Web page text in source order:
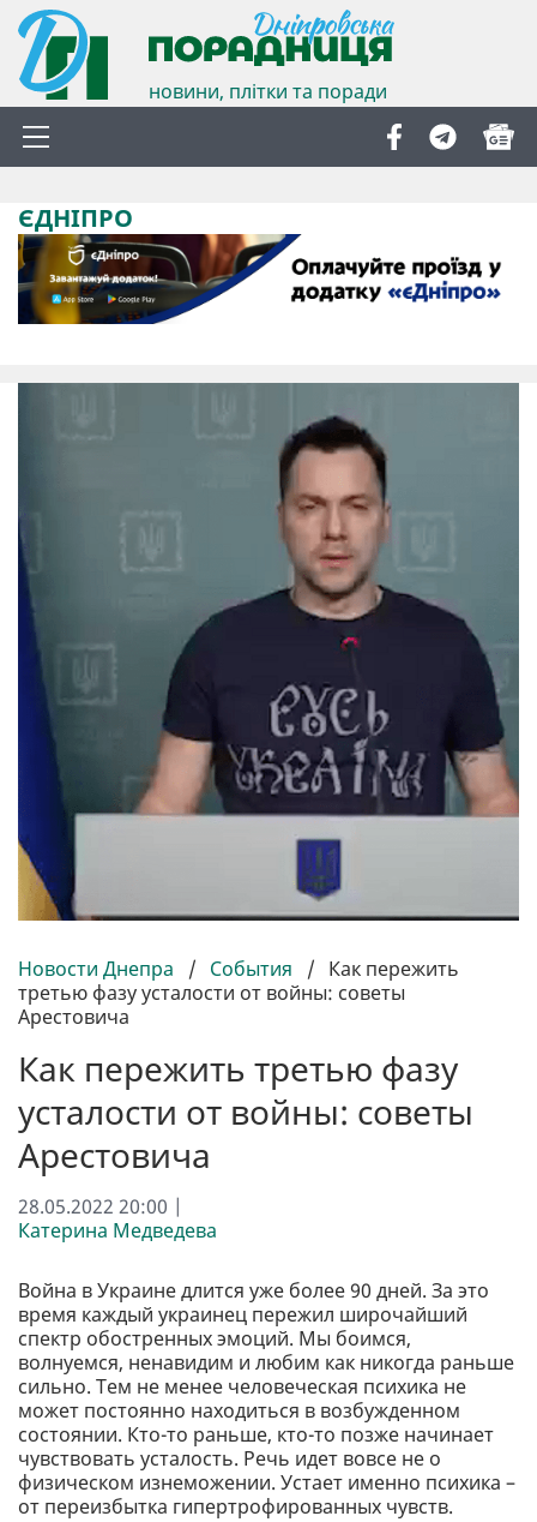
новини, плітки та поради
ЄДНІПРО
Новости Днепра / События / Как пережить
третью фазу усталости от войны: советы
Арестовича
Как пережить третью фазу
усталости от войны: советы
Арестовича
28.05.2022 20:00 |
Катерина Медведева
Война в Украине длится уже более 90 дней. За это
время каждый украинец пережил широчайший
спектр обостренных эмоций. Мы боимся,
волнуемся, ненавидим и любим как никогда раньше
сильно. Тем не менее человеческая психика не
может постоянно находиться в возбужденном
состоянии. Кто-то раньше, кто-то позже начинает
чувствовать усталость. Речь идет вовсе не о
физическом изнеможении. Устает именно психика –
от переизбытка гипертрофированных чувств.